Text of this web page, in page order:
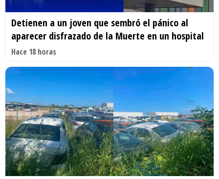
Detienen a un joven que sembró el pánico al
aparecer disfrazado de la Muerte en un hospital
Hace 18 horas